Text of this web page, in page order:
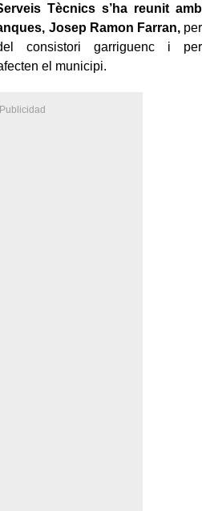
Tècnics s’ha reunit amb
Josep Ramon Farran,per
consistori garriguenc i per
el municipi.